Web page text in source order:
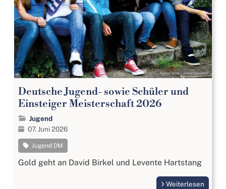
Deutsche Jugend- sowie Schüler und
Einsteiger Meisterschaft 2026
Jugend
07. Juni 2026
Jugend DM
Gold geht an David Birkel und Levente Hartstang
Weiterlesen